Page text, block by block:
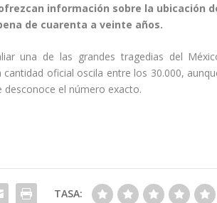
información sobre la ubicación
de cuarenta a veinte años.
una de las grandes tragedias del
oficial oscila entre los 30.000,
desconoce el número exacto.
TASA: